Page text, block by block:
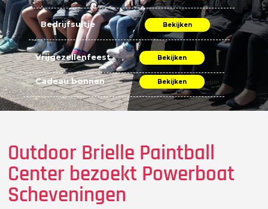
Bedrijfsuitje Bekijken
Vrijgezellenfeest Bekijken
Cadeau bonnen Bekijken
Outdoor Brielle Paintball
Center bezoekt Powerboat
Scheveningen